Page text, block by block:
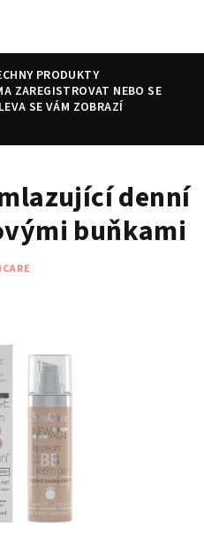
PRODUKTY
ZAREGISTROVAT NEBO SE
SE VÁM ZOBRAZÍ
HledatPřihlášeníNákupní
košík
denní
buňkami